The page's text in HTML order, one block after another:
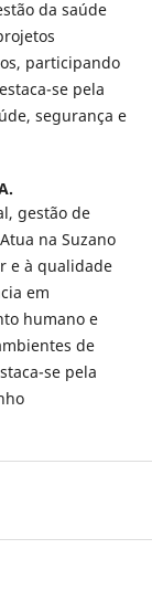
da saúde
participando
se pela
segurança e
gestão de
na Suzano
e à qualidade
em
humano e
de
se pela